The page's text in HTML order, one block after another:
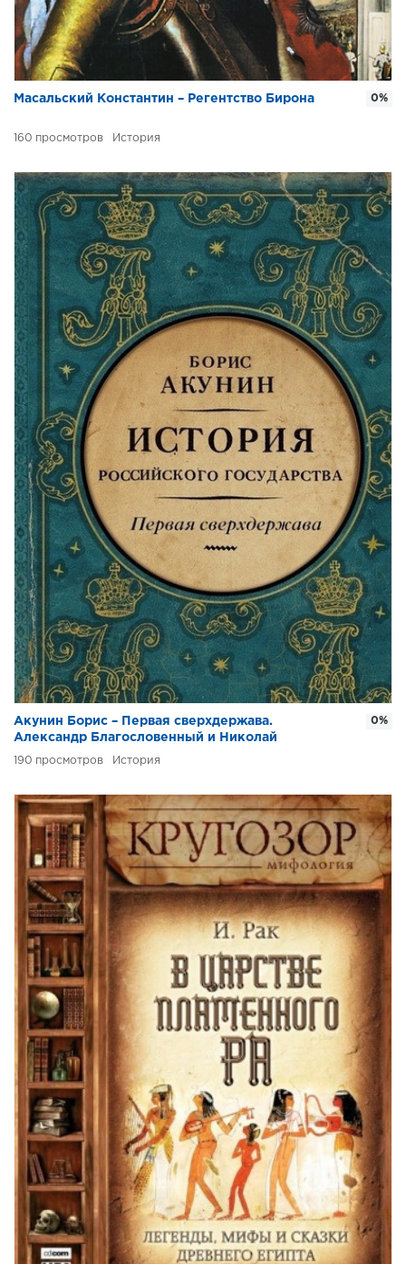
Масальский Константин – Регентство Бирона
160 История
0%
Акунин Борис – Первая сверхдержава.
Александр Благословенный и Николай
Незабвенный
190 История
0%